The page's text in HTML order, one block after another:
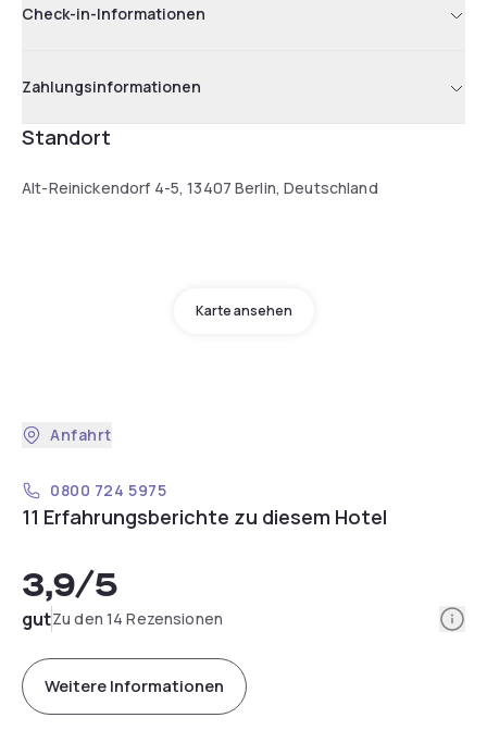
Check-in-Informationen
Zahlungsinformationen
Standort
Alt-Reinickendorf 4-5, 13407 Berlin, Deutschland
Karte ansehen
Anfahrt
0800 724 5975
11 Erfahrungsberichte zu diesem Hotel
3,9/5
gutZu den 14 Rezensionen
Weitere Informationen